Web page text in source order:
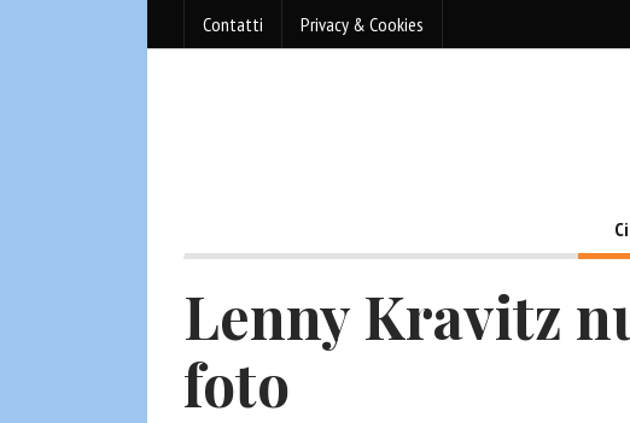
Contatti Privacy & Cookies
Lenny Kravitz
foto